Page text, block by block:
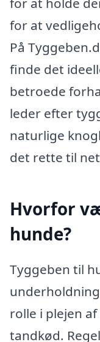
for at
På
finde det
betroede
leder efter
naturlige
det rette til
Hvorfor
hunde?
Tyggeben til
rolle i plejen
tandkød.